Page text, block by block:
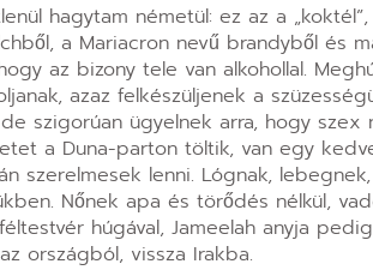
hagytam németül: ez az a
a Mariacron nevű brandyből és
az bizony tele van alkohollal.
azaz felkészüljenek a
szigorúan ügyelnek arra, hogy
a Duna-parton töltik, van egy
szerelmesek lenni. Lógnak,
Nőnek apa és törődés nélkül,
húgával, Jameelah anyja
országból, vissza Irakba.